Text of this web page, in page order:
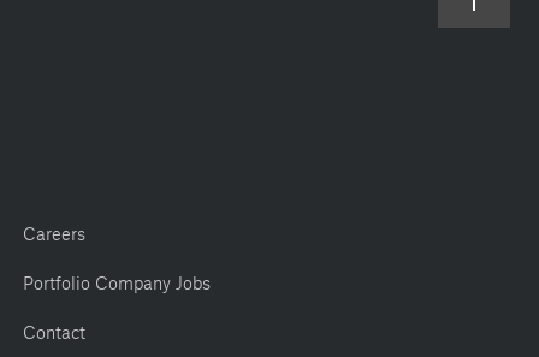
Careers
Portfolio Company Jobs
Contact